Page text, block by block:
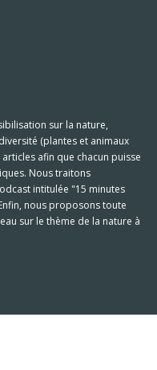
sur la nature,
(plantes et animaux
afin que chacun puisse
Nous traitons
intitulée "15 minutes
nous proposons toute
sur le thème de la nature à